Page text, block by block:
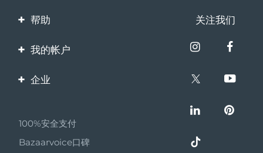
帮助
联系我们
保修与退换货
关注我们
我的帐户
产品注册
企业
伙伴计划
联盟新闻
100%安全支付
Bazaarvoice口碑